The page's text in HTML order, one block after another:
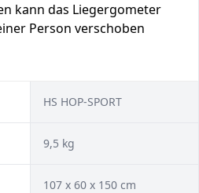
kann das Liegergometer
Person verschoben
HS HOP-SPORT
9,5 kg
107 x 60 x 150 cm